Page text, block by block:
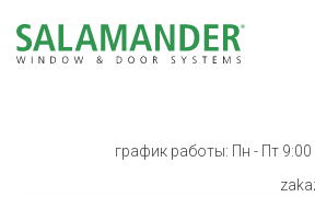
график работы: Пн - Пт 9:00